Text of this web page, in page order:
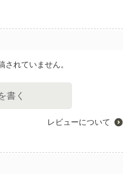
されていません。
書く
レビューについて